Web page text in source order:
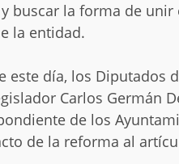
buscar la forma de
la entidad.
este día, los Diputados
Carlos Germán
de los
de la reforma al